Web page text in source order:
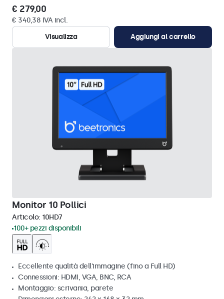
€ 279,00
€ 340,38 IVA incl.
Visualizza
Aggiungi al carrello
Monitor 10 Pollici
Articolo: 10HD7
100+ pezzi disponibili
Eccellente qualità dell'immagine (fino a Full HD)
Connessioni: HDMI, VGA, BNC, RCA
Montaggio: scrivania, parete